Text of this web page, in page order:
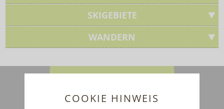
SKIGEBIETE
WANDERN
COOKIE HINWEIS